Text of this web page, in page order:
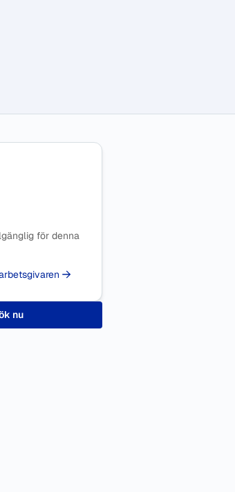
för denna
nu